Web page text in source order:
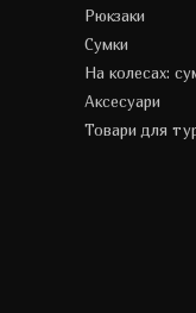
Рюкзаки
Сумки
На колесах:
Аксесуари
Товари для